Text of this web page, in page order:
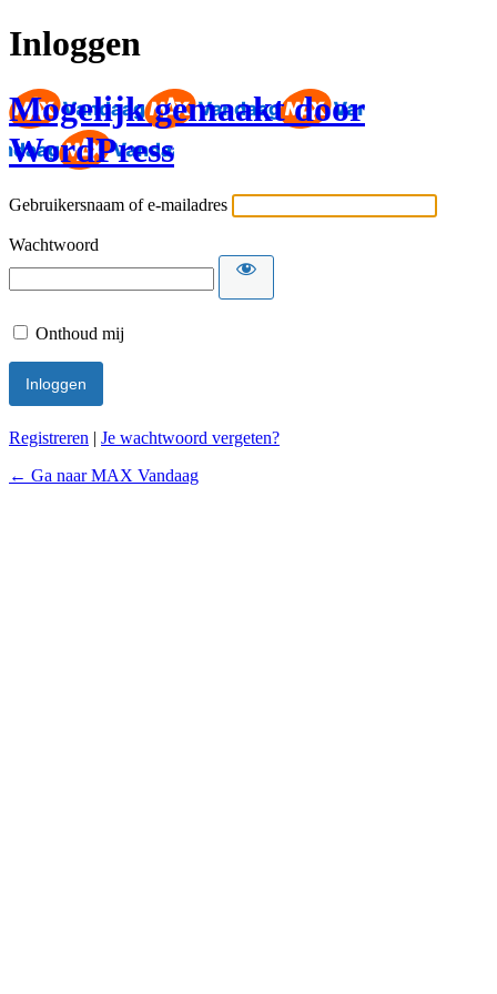
Inloggen
Mogelijk gemaakt door
WordPress
Gebruikersnaam of e-mailadres
Wachtwoord
Onthoud mij
Registreren | Je wachtwoord vergeten?
← Ga naar MAX Vandaag